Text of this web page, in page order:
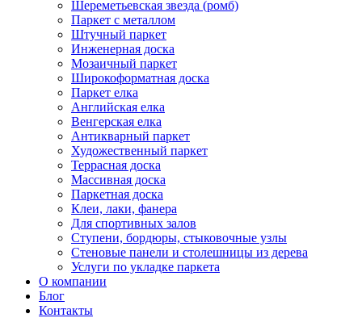
Шереметьевская звезда (ромб)
Паркет с металлом
Штучный паркет
Инженерная доска
Мозаичный паркет
Широкоформатная доска
Паркет елка
Английская елка
Венгерская елка
Антикварный паркет
Художественный паркет
Террасная доска
Массивная доска
Паркетная доска
Клеи, лаки, фанера
Для спортивных залов
Ступени, бордюры, стыковочные узлы
Стеновые панели и столешницы из дерева
Услуги по укладке паркета
О компании
Блог
Контакты